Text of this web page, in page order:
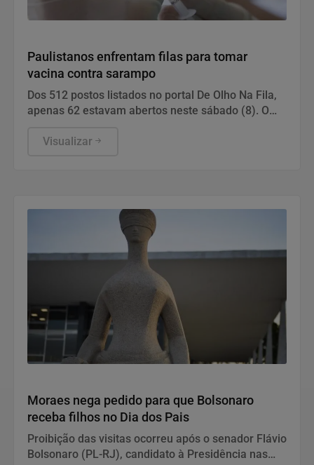
Paulistanos enfrentam filas para tomar
vacina contra sarampo
Dos 512 postos listados no portal De Olho Na Fila,
apenas 62 estavam abertos neste sábado (8). O
segunda a sexta-feira.
Visualizar
Moraes nega pedido para que Bolsonaro
receba filhos no Dia dos Pais
Proibição das visitas ocorreu após o senador Flávio
Bolsonaro (PL-RJ), candidato à Presidência nas